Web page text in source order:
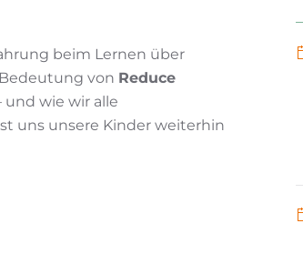
beim Lernen über
von Reduce
und wie wir alle
uns unsere Kinder weiterhin